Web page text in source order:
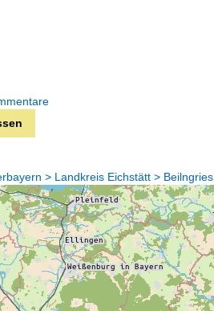
> Landkreis Eichstätt > Beilngries